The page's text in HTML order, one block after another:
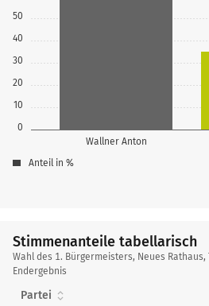
0
10
20
30
40
50
Wallner Anton
Anteil in %
Stimmenanteile tabellarisch
Stimmenanteile
tabellarisch
Wahl des 1. Bürgermeisters, Neues Rathaus,
Endergebnis
Partei